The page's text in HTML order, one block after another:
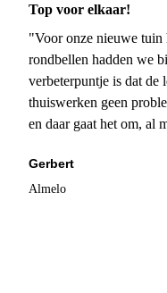
Top voor elkaar!
"Voor onze nieuwe tuin
rondbellen hadden we
verbeterpuntje is dat de
thuiswerken geen
en daar gaat het om, al
Gerbert
Almelo